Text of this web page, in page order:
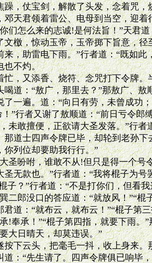
仗宝剑，解散了头发，念着咒，
邓天君领着雷公、电母到当空，迎
们怎么来的志诚!是何法旨！”天君
文檄，惊动玉帝，玉帝掷下旨意，径
来，助雷电下雨。”行者道：“既如此
也不灼。
又添香、烧符、念咒打下令牌。
喝道：“敖广，那里去？”那敖广、敖
了一遍。道：“向日有劳，未曾成功
”行者又谢了敖顺道：“前日亏令郎
未敢擅便，正欲请大圣发落。”行者
那道士四声令牌已毕，却轮到老孙
你列位却要助我行行。”
吩咐，谁敢不从!但只是得一个号
圣无款也。”行者道：“我将棍子为号
子？”行者道：“不是打你们，但看
二郎没口的答应道：“就放风！”“棍
君道：“就布云，就布云！”“棍子第
!奉承！”“棍子第四指，就要下雨。
大日晴天，却莫违误。”
云头，把毫毛一抖，收上身来。
道：“先生请了。四声令牌俱已响毕